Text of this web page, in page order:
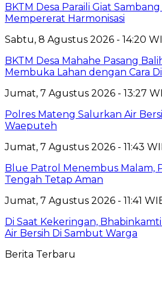
BKTM Desa Paraili Giat
Mempererat Harmonisasi
Sabtu, 8 Agustus 2026 - 14:20
BKTM Desa Mahahe Pasang
Membuka Lahan dengan Cara
Jumat, 7 Agustus 2026 - 13:27
Polres Mateng Salurkan Air
Waeputeh
Jumat, 7 Agustus 2026 - 11:43
Blue Patrol Menembus Malam,
Tengah Tetap Aman
Jumat, 7 Agustus 2026 - 11:41
Di Saat Kekeringan,
Air Bersih Di Sambut Warga
Berita Terbaru